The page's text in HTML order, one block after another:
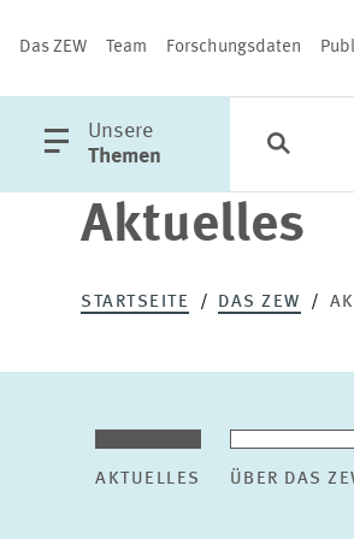
Das ZEW Team Forschungsdaten
öffne
Hauptmenü
Unsere
Themen
Kategorien
Schließen
Aktuelles
STARTSEITE DAS ZEW
AKTUELLES ÜBER DAS